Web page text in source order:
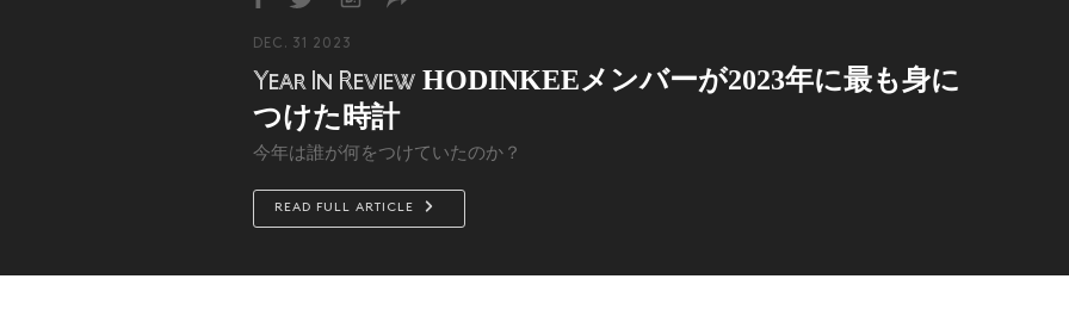
DEC. 31 2023
Year In Review HODINKEEメンバーが2023年に最も身に
つけた時計
今年は誰が何をつけていたのか？
READ FULL ARTICLE